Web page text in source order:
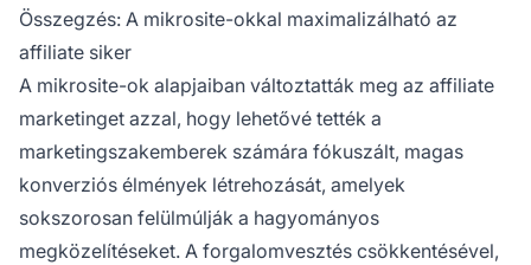
Összegzés: A mikrosite-okkal maximalizálható az
affiliate siker
A mikrosite-ok alapjaiban változtatták meg az affiliate
marketinget azzal, hogy lehetővé tették a
marketingszakemberek számára fókuszált, magas
konverziós élmények létrehozását, amelyek
sokszorosan felülmúlják a hagyományos
megközelítéseket. A forgalomvesztés csökkentésével,